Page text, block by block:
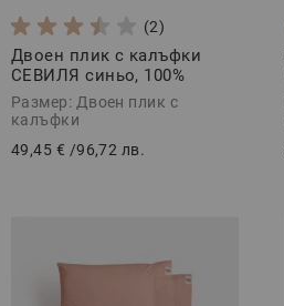
(2)
Двоен плик с калъфки
СЕВИЛЯ синьо, 100%
Памучен сатен, 3 части
Размер: Двоен плик с
калъфки
49,45 € /96,72 лв.